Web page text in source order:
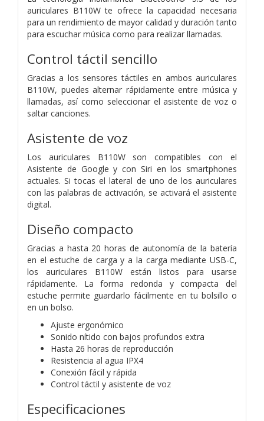
auriculares B110W te ofrece la capacidad necesaria
para un rendimiento de mayor calidad y duración tanto
para escuchar música como para realizar llamadas.
Control táctil sencillo
Gracias a los sensores táctiles en ambos auriculares
B110W, puedes alternar rápidamente entre música y
llamadas, así como seleccionar el asistente de voz o
saltar canciones.
Asistente de voz
Los auriculares B110W son compatibles con el
Asistente de Google y con Siri en los smartphones
actuales. Si tocas el lateral de uno de los auriculares
con las palabras de activación, se activará el asistente
digital.
Diseño compacto
Gracias a hasta 20 horas de autonomía de la batería
en el estuche de carga y a la carga mediante USB-C,
los auriculares B110W están listos para usarse
rápidamente. La forma redonda y compacta del
estuche permite guardarlo fácilmente en tu bolsillo o
en un bolso.
Ajuste ergonómico
Sonido nítido con bajos profundos extra
Hasta 26 horas de reproducción
Resistencia al agua IPX4
Conexión fácil y rápida
Control táctil y asistente de voz
Especificaciones